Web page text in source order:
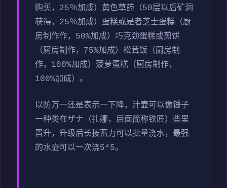
购买，25％加成）黄色草药（50层以后矿洞
获得，25％加成）蛋糕或是者芝士蛋糕（厨
房制作作，50%加成）巧克劲蛋糕或煎饼
（厨房制作，75%加成）松茸饭（厨房制
作，100%加成）菠萝蛋糕（厨房制作，
100%加成）。
以防万一还是表示一下降，汁壶可以像锤子
一种类在ザナ（扎娜，后面简称铁匠）些里
晋升，升级后长按蓄力可以批量浇水，最强
的水壶可以一次浇5*5。